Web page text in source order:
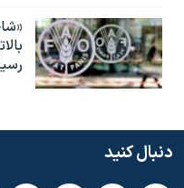
دنبال کنید